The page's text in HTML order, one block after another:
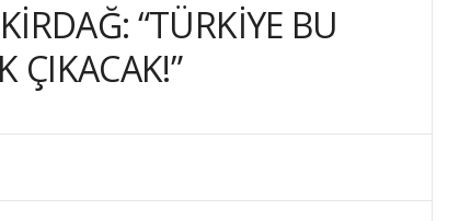
“TÜRKİYE BU
ÇIKACAK!”